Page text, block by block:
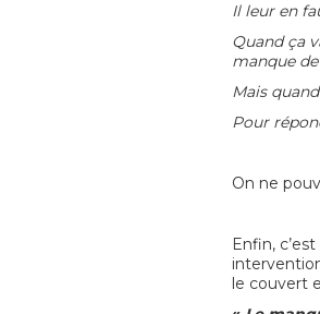
Il leur en
Quand ça
manque
Mais
Pour
On ne
Enfin,
le couvert